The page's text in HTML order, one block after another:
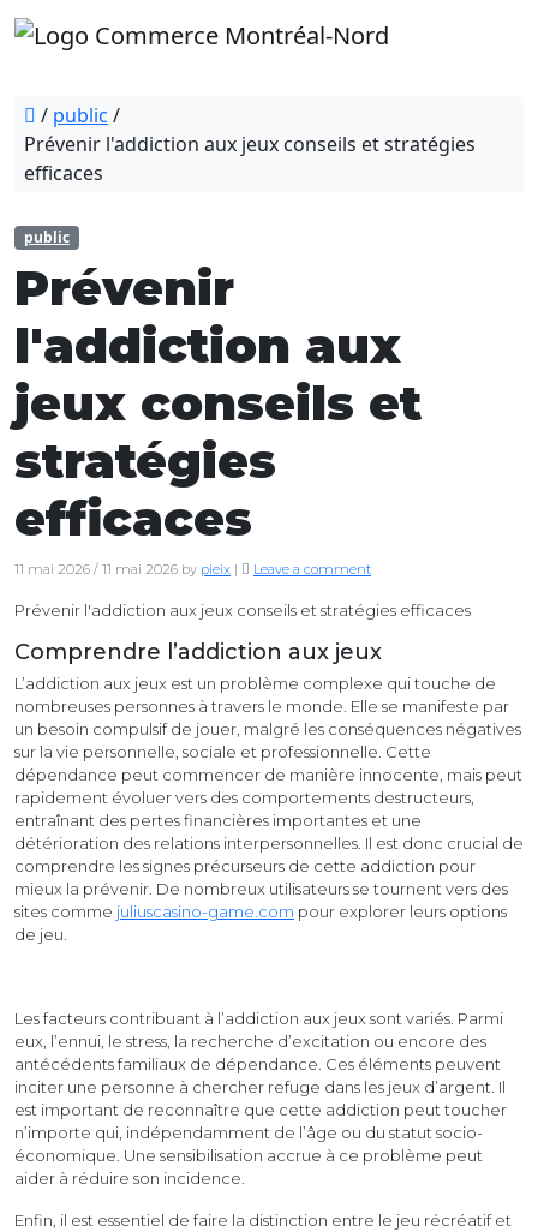
/ public /
Prévenir l'addiction aux jeux conseils et stratégies
efficaces
public
Prévenir
l'addiction aux
jeux conseils et
stratégies
efficaces
11 mai 2026 / 11 mai 2026 by pieix | Leave a comment
Prévenir l'addiction aux jeux conseils et stratégies efficaces
Comprendre l’addiction aux jeux
L’addiction aux jeux est un problème complexe qui touche de
nombreuses personnes à travers le monde. Elle se manifeste par
un besoin compulsif de jouer, malgré les conséquences négatives
sur la vie personnelle, sociale et professionnelle. Cette
dépendance peut commencer de manière innocente, mais peut
rapidement évoluer vers des comportements destructeurs,
entraînant des pertes financières importantes et une
détérioration des relations interpersonnelles. Il est donc crucial de
comprendre les signes précurseurs de cette addiction pour
mieux la prévenir. De nombreux utilisateurs se tournent vers des
sites comme juliuscasino-game.com pour explorer leurs options
de jeu.
Les facteurs contribuant à l’addiction aux jeux sont variés. Parmi
eux, l’ennui, le stress, la recherche d’excitation ou encore des
antécédents familiaux de dépendance. Ces éléments peuvent
inciter une personne à chercher refuge dans les jeux d’argent. Il
est important de reconnaître que cette addiction peut toucher
n’importe qui, indépendamment de l’âge ou du statut socio-
économique. Une sensibilisation accrue à ce problème peut
aider à réduire son incidence.
Enfin, il est essentiel de faire la distinction entre le jeu récréatif et